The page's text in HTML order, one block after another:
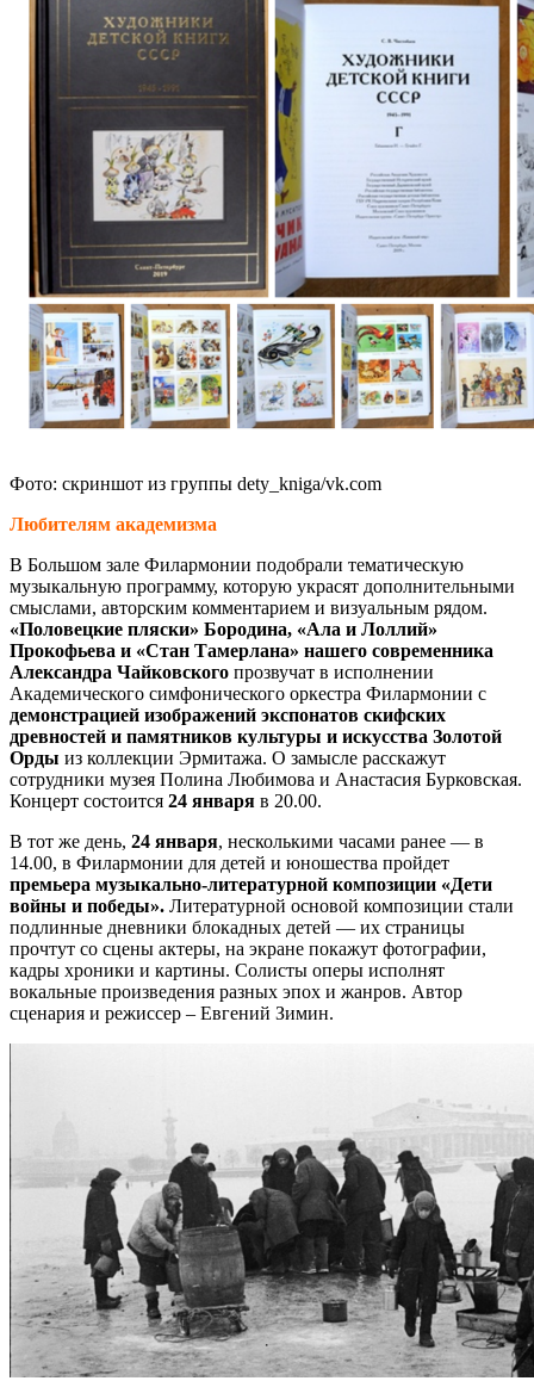
Фото: скриншот из группы dety_kniga/vk.com
Любителям академизма
В Большом зале Филармонии подобрали тематическую
музыкальную программу, которую украсят дополнительными
смыслами, авторским комментарием и визуальным рядом.
«Половецкие пляски» Бородина, «Ала и Лоллий»
Прокофьева и «Стан Тамерлана» нашего современника
Александра Чайковского прозвучат в исполнении
Академического симфонического оркестра Филармонии с
демонстрацией изображений экспонатов скифских
древностей и памятников культуры и искусства Золотой
Орды из коллекции Эрмитажа. О замысле расскажут
сотрудники музея Полина Любимова и Анастасия Бурковская.
Концерт состоится 24 января в 20.00.
В тот же день, 24 января, несколькими часами ранее — в
14.00, в Филармонии для детей и юношества пройдет
премьера музыкально-литературной композиции «Дети
войны и победы». Литературной основой композиции стали
подлинные дневники блокадных детей — их страницы
прочтут со сцены актеры, на экране покажут фотографии,
кадры хроники и картины. Солисты оперы исполнят
вокальные произведения разных эпох и жанров. Автор
сценария и режиссер – Евгений Зимин.